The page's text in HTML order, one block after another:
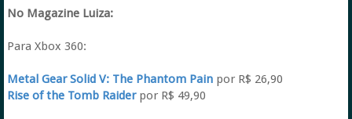
No Magazine Luiza:
Para Xbox 360:
Metal Gear Solid V: The Phantom Painpor R$ 26,90
Rise of the Tomb Raiderpor R$ 49,90